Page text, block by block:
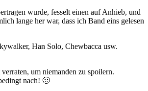
wurde, fesselt einen auf Anhieb, und
lange her war, dass ich Band eins gelesen
Han Solo, Chewbacca usw.
um niemanden zu spoilern.
nach! 🙂